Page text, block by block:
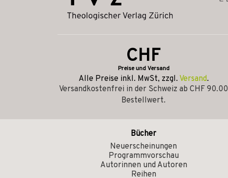
CHF
Preise und Versand
Alle Preise inkl. MwSt, zzgl. Versand.
Versandkostenfrei in der Schweiz ab CHF 90.00
Bestellwert.
Bücher
Neuerscheinungen
Programmvorschau
Autorinnen und Autoren
Reihen